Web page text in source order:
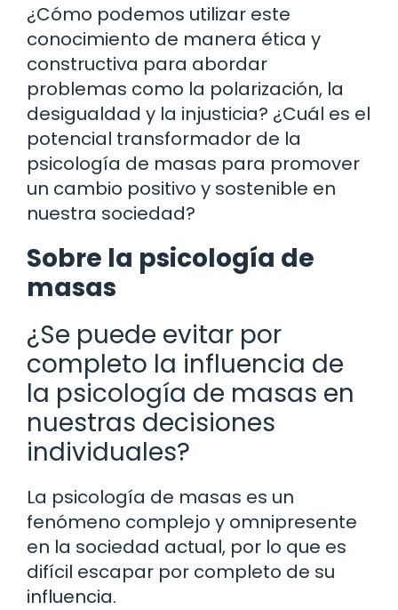
¿Cómo podemos utilizar este
conocimiento de manera ética y
constructiva para abordar
problemas como la polarización, la
desigualdad y la injusticia? ¿Cuál es el
potencial transformador de la
psicología de masas para promover
un cambio positivo y sostenible en
nuestra sociedad?
Sobre la psicología de
masas
¿Se puede evitar por
completo la influencia de
la psicología de masas en
nuestras decisiones
individuales?
La psicología de masas es un
fenómeno complejo y omnipresente
en la sociedad actual, por lo que es
difícil escapar por completo de su
influencia.